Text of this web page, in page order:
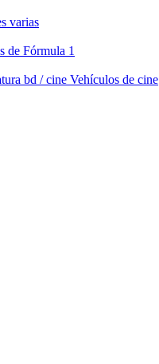
varias
de Fórmula 1
bd / cine Vehículos de cine